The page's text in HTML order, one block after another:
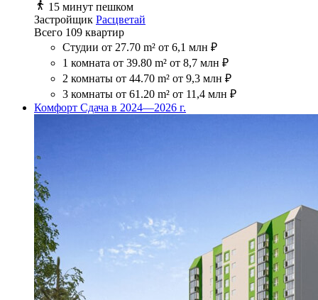
15 минут пешком
Застройщик Расцветай
Всего 109 квартир
Студии от 27.70 m² от 6,1 млн ₽
1 комната от 39.80 m² от 8,7 млн ₽
2 комнаты от 44.70 m² от 9,3 млн ₽
3 комнаты от 61.20 m² от 11,4 млн ₽
Комфорт Сдача в 2024—2026 г.